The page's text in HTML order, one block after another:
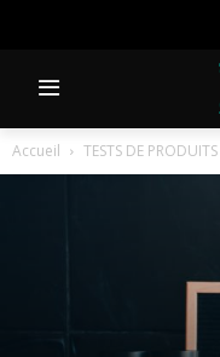
Accueil TESTS DE